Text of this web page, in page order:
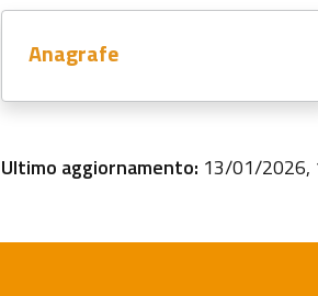
Anagrafe
Ultimo aggiornamento: 13/01/2026,